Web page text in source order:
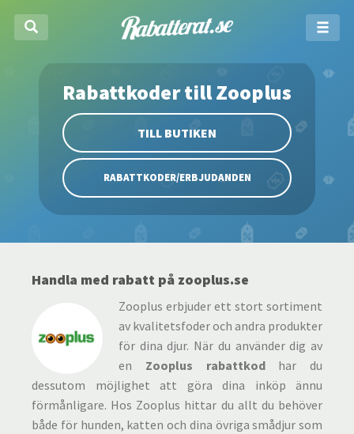
Rabattkoder till Zooplus
TILL BUTIKEN
RABATTKODER/ERBJUDANDEN
Handla med rabatt på zooplus.se
Zooplus erbjuder ett stort sortiment
av kvalitetsfoder och andra produkter
för dina djur. När du använder dig av
en Zooplus rabattkodhar du
dessutom möjlighet att göra dina inköp ännu
förmånligare. Hos Zooplus hittar du allt du behöver
både för hunden, katten och dina övriga smådjur som